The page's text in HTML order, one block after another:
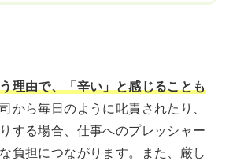
理由で、「辛い」と感じることも
から毎日のように叱責されたり、
する場合、仕事へのプレッシャー
負担につながります。また、厳し